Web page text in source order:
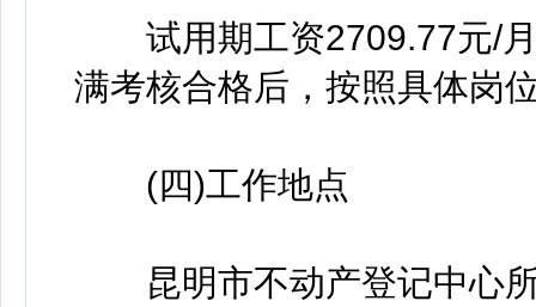
试用期工资2709.77元/月(
满考核合格后，按照具体岗
(四)工作地点
昆明市不动产登记中心所